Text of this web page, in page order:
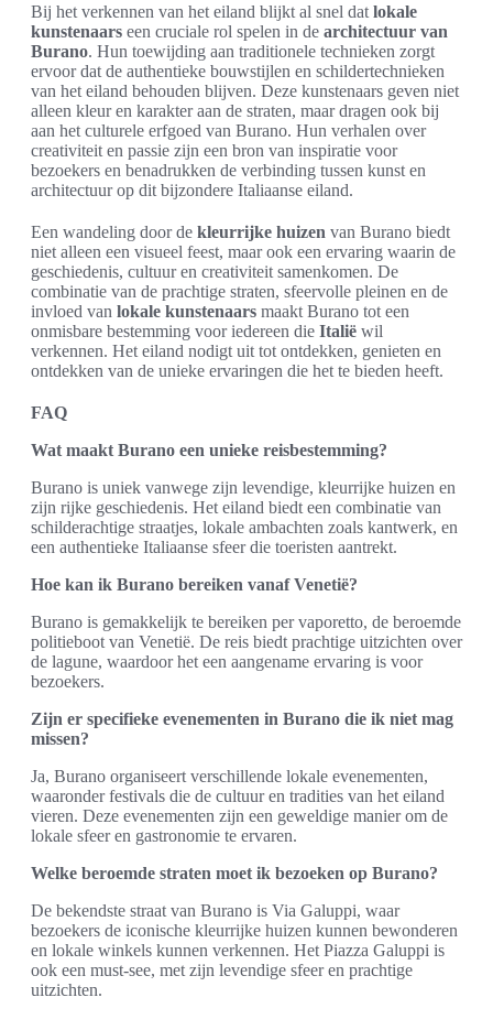
Bij het verkennen van het eiland blijkt al snel dat lokale
kunstenaars een cruciale rol spelen in de architectuur van
Burano. Hun toewijding aan traditionele technieken zorgt
ervoor dat de authentieke bouwstijlen en schildertechnieken
van het eiland behouden blijven. Deze kunstenaars geven niet
alleen kleur en karakter aan de straten, maar dragen ook bij
aan het culturele erfgoed van Burano. Hun verhalen over
creativiteit en passie zijn een bron van inspiratie voor
bezoekers en benadrukken de verbinding tussen kunst en
architectuur op dit bijzondere Italiaanse eiland.
Een wandeling door de kleurrijke huizen van Burano biedt
niet alleen een visueel feest, maar ook een ervaring waarin de
geschiedenis, cultuur en creativiteit samenkomen. De
combinatie van de prachtige straten, sfeervolle pleinen en de
invloed van lokale kunstenaars maakt Burano tot een
onmisbare bestemming voor iedereen die Italië wil
verkennen. Het eiland nodigt uit tot ontdekken, genieten en
ontdekken van de unieke ervaringen die het te bieden heeft.
FAQ
Wat maakt Burano een unieke reisbestemming?
Burano is uniek vanwege zijn levendige, kleurrijke huizen en
zijn rijke geschiedenis. Het eiland biedt een combinatie van
schilderachtige straatjes, lokale ambachten zoals kantwerk, en
een authentieke Italiaanse sfeer die toeristen aantrekt.
Hoe kan ik Burano bereiken vanaf Venetië?
Burano is gemakkelijk te bereiken per vaporetto, de beroemde
politieboot van Venetië. De reis biedt prachtige uitzichten over
de lagune, waardoor het een aangename ervaring is voor
bezoekers.
Zijn er specifieke evenementen in Burano die ik niet mag
missen?
Ja, Burano organiseert verschillende lokale evenementen,
waaronder festivals die de cultuur en tradities van het eiland
vieren. Deze evenementen zijn een geweldige manier om de
lokale sfeer en gastronomie te ervaren.
Welke beroemde straten moet ik bezoeken op Burano?
De bekendste straat van Burano is Via Galuppi, waar
bezoekers de iconische kleurrijke huizen kunnen bewonderen
en lokale winkels kunnen verkennen. Het Piazza Galuppi is
ook een must-see, met zijn levendige sfeer en prachtige
uitzichten.